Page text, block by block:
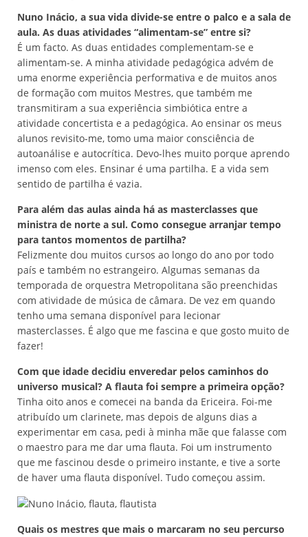
Nuno Inácio, a sua vida divide-se entre o palco e a sala de
aula. As duas atividades “alimentam-se” entre si?
É um facto. As duas entidades complementam-se e
alimentam-se. A minha atividade pedagógica advém de
uma enorme experiência performativa e de muitos anos
de formação com muitos Mestres, que também me
transmitiram a sua experiência simbiótica entre a
atividade concertista e a pedagógica. Ao ensinar os meus
alunos revisito-me, tomo uma maior consciência de
autoanálise e autocrítica. Devo-lhes muito porque aprendo
imenso com eles. Ensinar é uma partilha. E a vida sem
sentido de partilha é vazia.
Para além das aulas ainda há as masterclasses que
ministra de norte a sul. Como consegue arranjar tempo
para tantos momentos de partilha?
Felizmente dou muitos cursos ao longo do ano por todo
país e também no estrangeiro. Algumas semanas da
temporada de orquestra Metropolitana são preenchidas
com atividade de música de câmara. De vez em quando
tenho uma semana disponível para lecionar
masterclasses. É algo que me fascina e que gosto muito de
fazer!
Com que idade decidiu enveredar pelos caminhos do
universo musical? A flauta foi sempre a primeira opção?
Tinha oito anos e comecei na banda da Ericeira. Foi-me
atribuído um clarinete, mas depois de alguns dias a
experimentar em casa, pedi à minha mãe que falasse com
o maestro para me dar uma flauta. Foi um instrumento
que me fascinou desde o primeiro instante, e tive a sorte
de haver uma flauta disponível. Tudo começou assim.
Quais os mestres que mais o marcaram no seu percurso